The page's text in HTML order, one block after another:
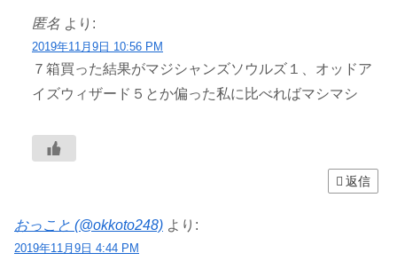
匿名 より:
2019年11月9日 10:56 PM
７箱買った結果がマジシャンズソウルズ１、オッドア
イズウィザード５とか偏った私に比べればマシマシ
返信
おっこと (@okkoto248) より:
2019年11月9日 4:44 PM